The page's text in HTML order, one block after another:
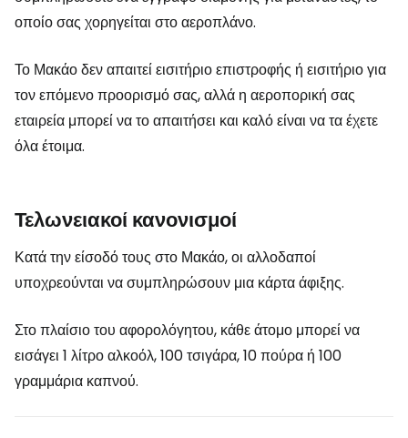
οποίο σας χορηγείται στο αεροπλάνο.
Το Μακάο δεν απαιτεί εισιτήριο επιστροφής ή εισιτήριο για
τον επόμενο προορισμό σας, αλλά η αεροπορική σας
εταιρεία μπορεί να το απαιτήσει και καλό είναι να τα έχετε
όλα έτοιμα.
Τελωνειακοί κανονισμοί
Κατά την είσοδό τους στο Μακάο, οι αλλοδαποί
υποχρεούνται να συμπληρώσουν μια κάρτα άφιξης.
Στο πλαίσιο του αφορολόγητου, κάθε άτομο μπορεί να
εισάγει 1 λίτρο αλκοόλ, 100 τσιγάρα, 10 πούρα ή 100
γραμμάρια καπνού.